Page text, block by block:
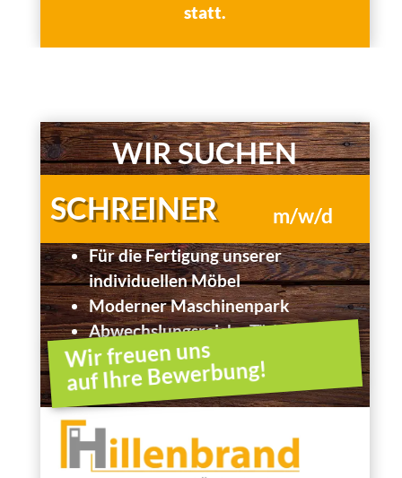
statt.
WIR SUCHEN
SCHREINER m/w/d
Für die Fertigung unserer
individuellen Möbel
Moderner Maschinenpark
Abwechslungsreiche Tätigkeit
Wir freuen uns
auf Ihre Bewerbung!